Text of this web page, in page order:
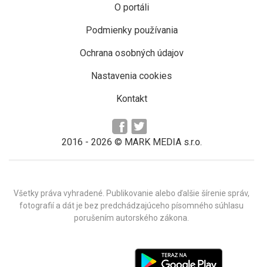
O portáli
Podmienky používania
Ochrana osobných údajov
Nastavenia cookies
Kontakt
2016 - 2026 © MARK MEDIA s.r.o.
Všetky práva vyhradené. Publikovanie alebo ďalšie šírenie správ,
fotografií a dát je bez predchádzajúceho písomného súhlasu
porušením autorského zákona.